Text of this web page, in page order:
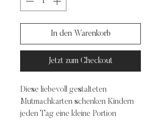
In den Warenkorb
Jetzt zum Checkout
Diese liebevoll gestalteten
Mutmachkarten schenken Kindern
jeden Tag eine kleine Portion